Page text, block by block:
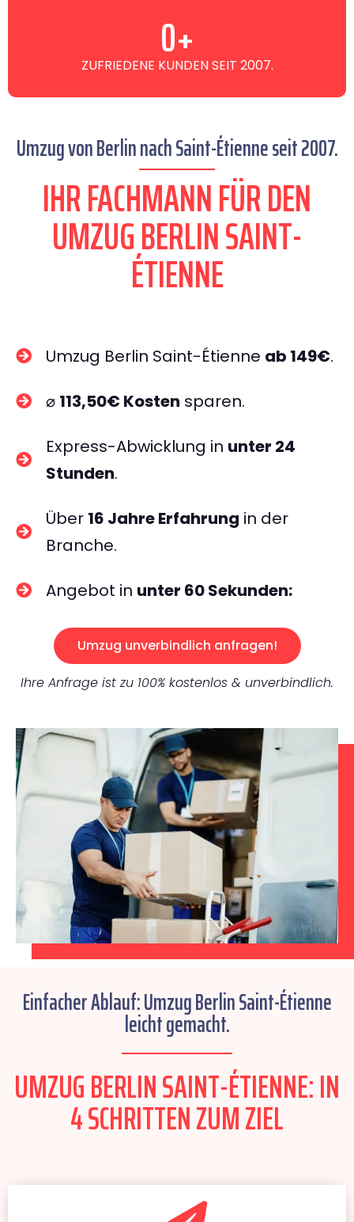
ZUFRIEDENE KUNDEN SEIT 2007.
0+
Umzug von Berlin nach Saint-Étienne seit 2007.
IHR FACHMANN FÜR DEN
UMZUG BERLIN SAINT-
ÉTIENNE
Umzug Berlin Saint-Étienne ab 149€.
⌀ 113,50€ Kosten sparen.
Express-Abwicklung in unter 24
Stunden.
Über 16 Jahre Erfahrung in der
Branche.
Angebot in unter 60 Sekunden:
Umzug unverbindlich anfragen!
Ihre Anfrage ist zu 100% kostenlos & unverbindlich.
Einfacher Ablauf: Umzug Berlin Saint-Étienne
leicht gemacht.
UMZUG BERLIN SAINT-ÉTIENNE: IN
4 SCHRITTEN ZUM ZIEL